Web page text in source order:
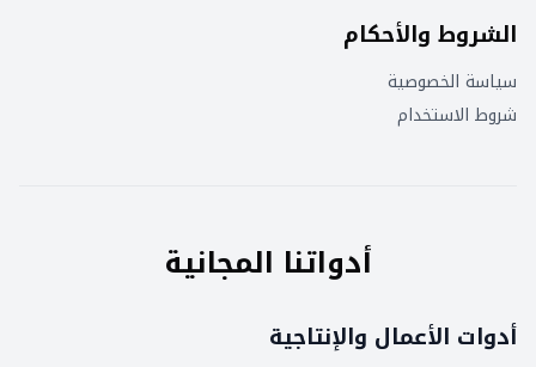
الشروط والأحكام
سياسة الخصوصية
شروط الاستخدام
أدواتنا المجانية
أدوات الأعمال والإنتاجية